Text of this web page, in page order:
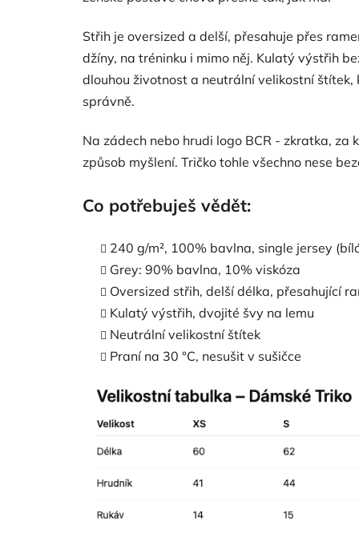
Střih je oversized a delší, přesahuje přes
džíny, na tréninku i mimo něj. Kulatý výstřih
dlouhou životnost a neutrální velikostní
správně.
Na zádech nebo hrudi logo BCR - zkratka, za
způsob myšlení. Tričko tohle všechno nese
Co potřebuješ vědět:
240 g/m², 100% bavlna, single jersey
Grey: 90% bavlna, 10% viskóza
Oversized střih, delší délka, přesahující
Kulatý výstřih, dvojité švy na lemu
Neutrální velikostní štítek
Praní na 30 °C, nesušit v sušičce